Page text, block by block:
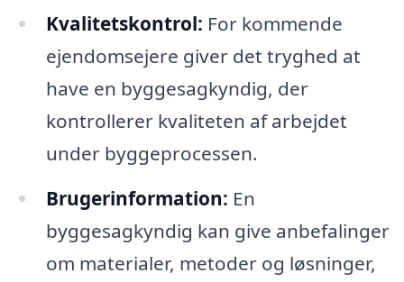
Kvalitetskontrol: For kommende
ejendomsejere giver det tryghed at
have en byggesagkyndig, der
kontrollerer kvaliteten af arbejdet
under byggeprocessen.
Brugerinformation: En
byggesagkyndig kan give anbefalinger
om materialer, metoder og løsninger,